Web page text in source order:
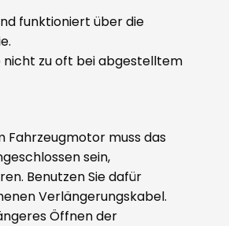
funktioniert über die
nicht zu oft bei abgestelltem
Fahrzeugmotor muss das
sein,
Benutzen Sie dafür
Verlängerungskabel.
Öffnen der